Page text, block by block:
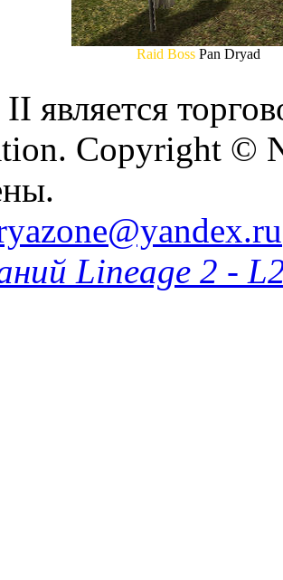
Raid BossPan Dryad
является
Copyright ©
Lineage 2 -